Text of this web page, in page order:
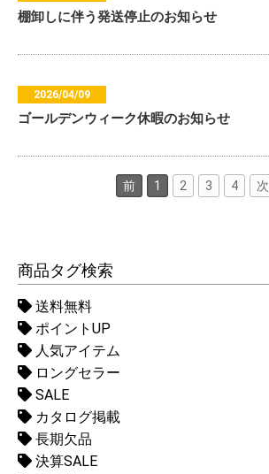
棚卸しに伴う発送停止のお知らせ
2026/04/09
ゴールデンウィーク休暇のお知らせ
前 1 2 3 4 次
商品タグ検索
送料無料
ポイントUP
人気アイテム
ロングセラー
SALE
カタログ掲載
長期欠品
決算SALE